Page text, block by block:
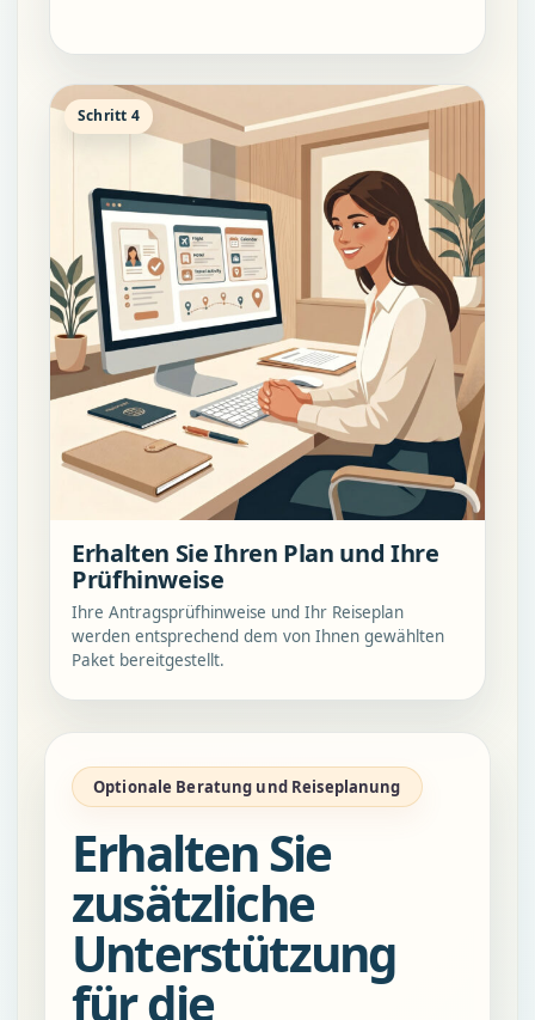
Schritt 4
Erhalten Sie Ihren Plan und Ihre
Prüfhinweise
Ihre Antragsprüfhinweise und Ihr Reiseplan
werden entsprechend dem von Ihnen gewählten
Paket bereitgestellt.
Optionale Beratung und Reiseplanung
Erhalten Sie
zusätzliche
Unterstützung
für die